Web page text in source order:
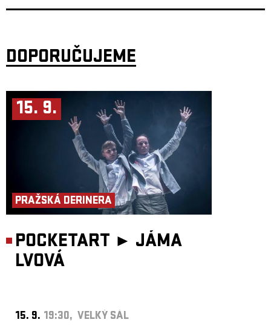
Performance, zazněla na finále Ligy mistrů, zazněla v soundtracku
k dokumentu Obvious, v přehlídce značky Armani či v seriálu Netflixu
As The Crow Flies, a také v rámci livestreamu, který sledovalo přes
tento výjimečný producent a skladatel vybudoval vizionářský přístup,
který z něj učinil jednu z nejtvořivějších osobností moderní popové
hudby.
DOPORUČUJEME
15. 9.
PRAŽSKÁ DERINERA
POCKETART ► JÁMA
LVOVÁ
15. 9. 19:30, VELKÝ SÁL